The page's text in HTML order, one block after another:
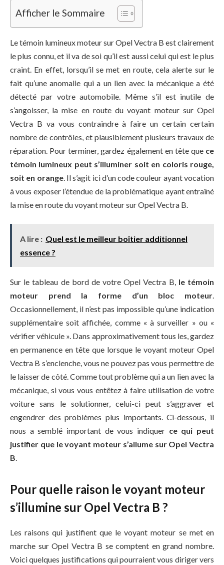
Afficher le Sommaire
Le témoin lumineux moteur sur Opel Vectra B est clairement
le plus connu, et il va de soi qu’il est aussi celui qui est le plus
craint. En effet, lorsqu’il se met en route, cela alerte sur le
fait qu’une anomalie qui a un lien avec la mécanique a été
détecté par votre automobile. Même s’il est inutile de
s’angoisser, la mise en route du voyant moteur sur Opel
Vectra B va vous contraindre à faire un certain certain
nombre de contrôles, et plausiblement plusieurs travaux de
réparation. Pour terminer, gardez également en tête que ce
témoin lumineux peut s’illuminer soit en coloris rouge,
soit en orange. Il s’agit ici d’un code couleur ayant vocation
à vous exposer l’étendue de la problématique ayant entraîné
la mise en route du voyant moteur sur Opel Vectra B.
A lire : Quel est le meilleur boîtier additionnel
essence ?
Sur le tableau de bord de votre Opel Vectra B, le témoin
moteur prend la forme d’un bloc moteur
Occasionnellement, il n’est pas impossible qu’une indication
supplémentaire soit affichée, comme « à surveiller » ou «
vérifier véhicule ». Dans approximativement tous les, gardez
en permanence en tête que lorsque le voyant moteur Opel
Vectra B s’enclenche, vous ne pouvez pas vous permettre de
le laisser de côté. Comme tout problème qui a un lien avec la
mécanique, si vous vous entêtez à faire utilisation de votre
voiture sans le solutionner, celui-ci peut s’aggraver et
engendrer des problèmes plus importants. Ci-dessous, il
nous a semblé important de vous indiquer ce qui peut
justifier que le voyant moteur s’allume sur Opel Vectra
B
Pour quelle raison le voyant moteur
s’illumine sur Opel Vectra B ?
Les raisons qui justifient que le voyant moteur se met en
marche sur Opel Vectra B se comptent en grand nombre.
Voici quelques justifications qui pourraient vous diriger vers